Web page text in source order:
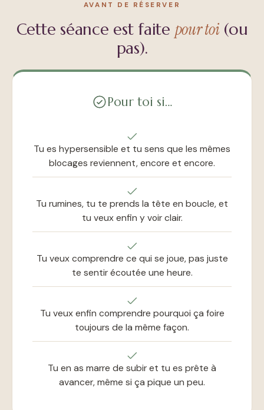
AVANT DE RÉSERVER
Cette séance est faite pour toi (ou
pas).
Pour toi si…
Tu es hypersensible et tu sens que les mêmes
blocages reviennent, encore et encore.
Tu rumines, tu te prends la tête en boucle, et
tu veux enfin y voir clair.
Tu veux comprendre ce qui se joue, pas juste
te sentir écoutée une heure.
Tu veux enfin comprendre pourquoi ça foire
toujours de la même façon.
Tu en as marre de subir et tu es prête à
avancer, même si ça pique un peu.